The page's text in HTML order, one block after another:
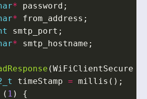
* password ;
* from_address ;
smtp_port ;
* smtp_hostname ;
(WiFiClientSecure
timeStamp = millis ();
( 1 )
{